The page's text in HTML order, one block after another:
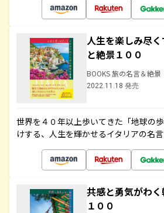
人生を楽しみ尽
と絶景１００
BOOKS 旅の名言＆絶景
2022.11.18 発売
世界を４０年以上歩いてきた「地球の
けする、人生を輝かせるイタリアの名
共感と勇気がわ
１００